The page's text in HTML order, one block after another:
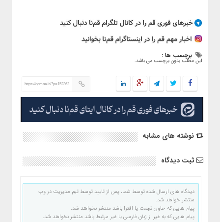
برچسب ها :
این مطلب بدون برچسب می باشد.
https://qomna.ir/?p=152362
نوشته های مشابه
ثبت دیدگاه
دیدگاه های ارسال شده توسط شما، پس از تایید توسط تیم مدیریت در وب
منتشر خواهد شد.
پیام هایی که حاوی تهمت یا افترا باشد منتشر نخواهد شد.
پیام هایی که به غیر از زبان فارسی یا غیر مرتبط باشد منتشر نخواهد شد.